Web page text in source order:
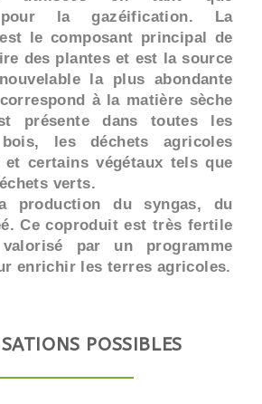
pour la gazéification. La
le composant principal de
des plantes et est la source
la plus abondante
à la matière sèche
présente dans toutes les
les déchets agricoles
certains végétaux tels que
verts.
production du syngas, du
Ce coproduit est très fertile
par un programme
enrichir les terres agricoles.
POSSIBLES